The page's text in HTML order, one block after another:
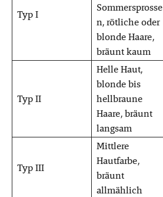
Typ I
Sommersprosse
n, rötliche oder
blonde Haare,
bräunt kaum
Typ II
Helle Haut,
blonde bis
hellbraune
Haare, bräunt
langsam
Typ III
Mittlere
Hautfarbe,
bräunt
allmählich